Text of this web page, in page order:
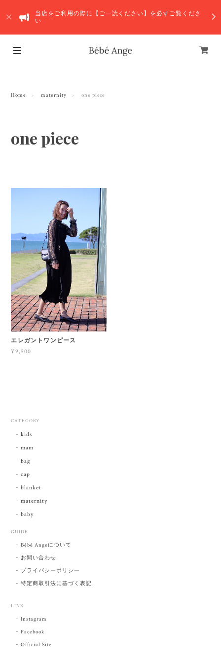
当店をご利用の際に【ご一読ください】を必ずご覧くださ
い
Home maternity one piece
one piece
エレガントワンピース
¥9,500
CATEGORY
kids
mam
bag
cap
blanket
maternity
baby
GUIDE
Bébé Angeについて
お問い合わせ
プライバシーポリシー
特定商取引法に基づく表記
LINK
Instagram
Facebook
Official Site